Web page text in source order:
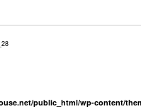
public_html/wp-content/